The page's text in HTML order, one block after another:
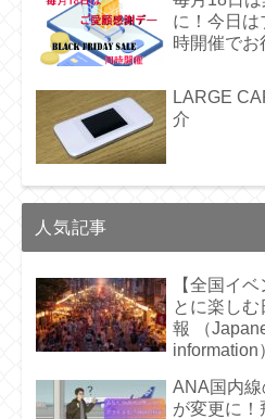
に！今日は
時開催でお
LARGE
介
人気記事
【全国イ
とに楽し
報 （
information
ANA国内
が変更に！